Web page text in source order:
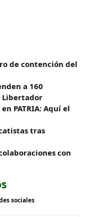
de contención del
a 160
Libertador
PATRIA: Aquí el
tras
con
sociales